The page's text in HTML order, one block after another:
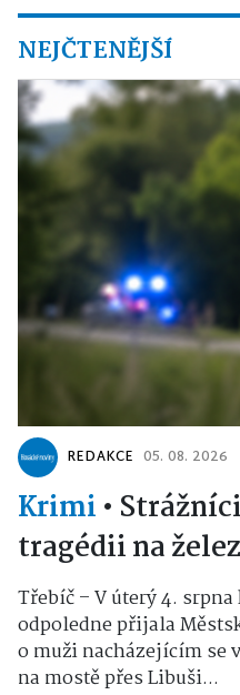
NEJČTENĚJŠÍ
REDAKCE 05. 08. 2026
Krimi •
tragédii na
Třebíč – V úterý 4.
odpoledne přijala
o muži nacházejícím se
na mostě přes Libuši...